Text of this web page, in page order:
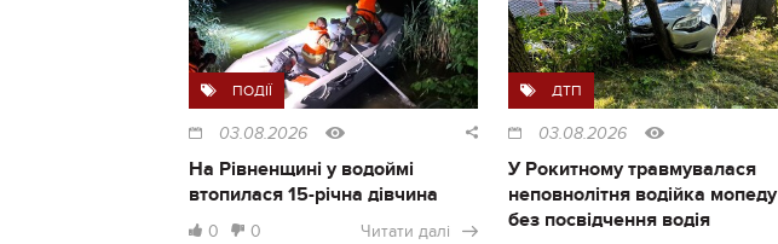
ПОДІЇ
03.08.2026
На Рівненщині у водоймі
втопилася 15-річна дівчина
0 0 Читати далі
ДТП
03.08.2026
У Рокитному травмувалася
неповнолітня водійка мопеду
без посвідчення водія